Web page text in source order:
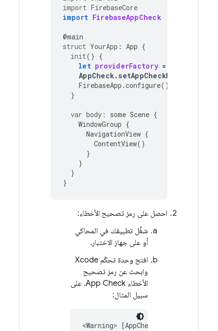
import FirebaseCore
import FirebaseAppCheck
@main
struct YourApp : App {
init()
{
let providerFactory =
AppCheck.
FirebaseApp .configure()
}
var body : some Scene {
WindowGroup {
NavigationView {
ContentView()
}
}
}
}
احصل على رمز تصحيح الأخطاء:
شغِّل تطبيقك في المحاكي
أو على جهاز الاختبار.
افتح وحدة تحكّم Xcode
وابحث عن رمز تصحيح
الأخطاء App Check. على
سبيل المثال: